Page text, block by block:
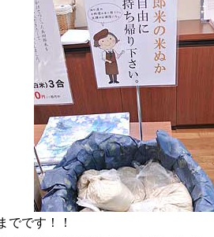
でです！！